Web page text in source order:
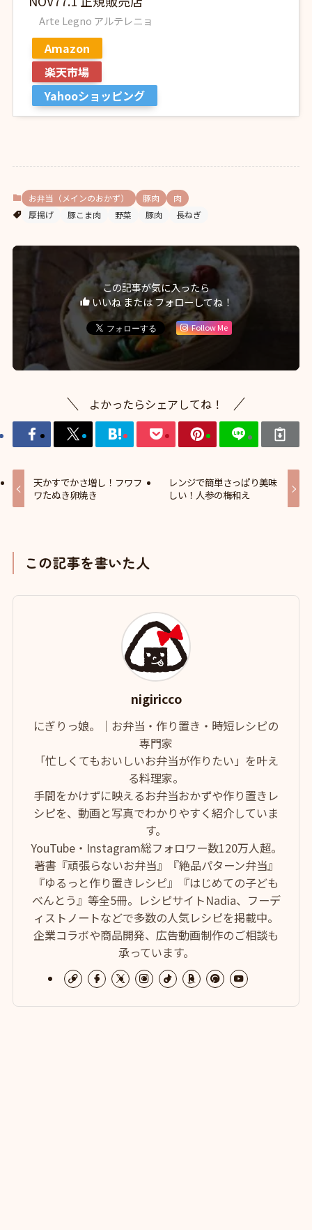
Arte Legno アルテレニョ
Amazon
楽天市場
Yahooショッピング
お弁当（メインのおかず） 豚肉
肉
厚揚げ
豚こま肉 野菜 豚肉 長ねぎ
この記事が気に入ったら
いいね または フォローしてね！
Follow Me
よかったらシェアしてね！
天かすでかさ増し！フワフ
ワたぬき卵焼き
レンジで簡単さっぱり美味
しい！人参の梅和え
この記事を書いた人
nigiricco
にぎりっ娘。｜お弁当・作り置き・時短レシピの
専門家
「忙しくてもおいしいお弁当が作りたい」を叶え
る料理家。
手間をかけずに映えるお弁当おかずや作り置きレ
シピを、動画と写真でわかりやすく紹介していま
す。
YouTube・Instagram総フォロワー数120万人超。
著書『頑張らないお弁当』『絶品パターン弁当』
『ゆるっと作り置きレシピ』『はじめての子ども
べんとう』等全5冊。レシピサイトNadia、フーデ
ィストノートなどで多数の人気レシピを掲載中。
企業コラボや商品開発、広告動画制作のご相談も
承っています。